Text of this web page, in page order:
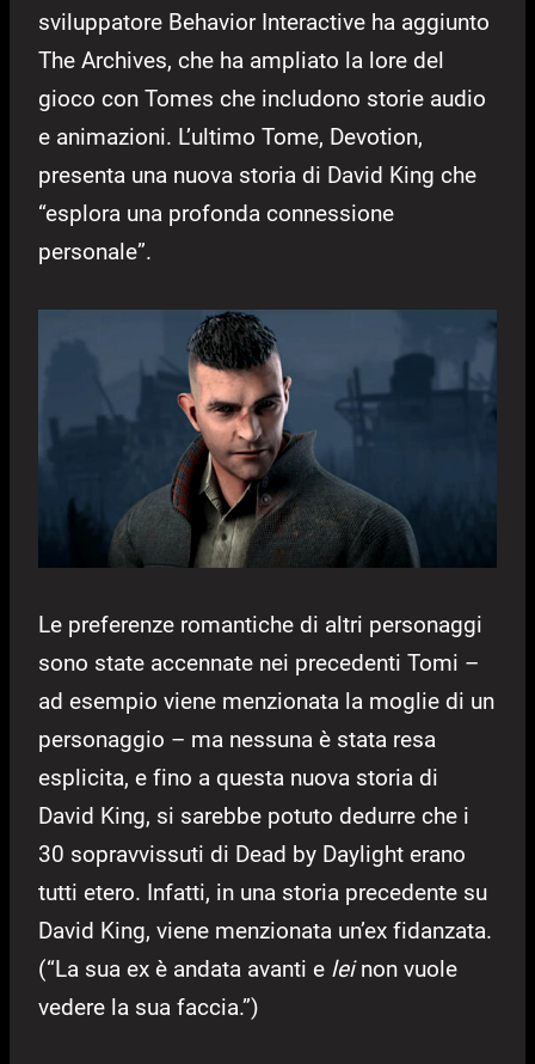
sviluppatore Behavior Interactive ha aggiunto
The Archives, che ha ampliato la lore del
gioco con Tomes che includono storie audio
e animazioni. L’ultimo Tome, Devotion,
presenta una nuova storia di David King che
“esplora una profonda connessione
personale”.
Le preferenze romantiche di altri personaggi
sono state accennate nei precedenti Tomi –
ad esempio viene menzionata la moglie di un
personaggio – ma nessuna è stata resa
esplicita, e fino a questa nuova storia di
David King, si sarebbe potuto dedurre che i
30 sopravvissuti di Dead by Daylight erano
tutti etero. Infatti, in una storia precedente su
David King, viene menzionata un’ex fidanzata.
(“La sua ex è andata avanti e leinon vuole
vedere la sua faccia.”)